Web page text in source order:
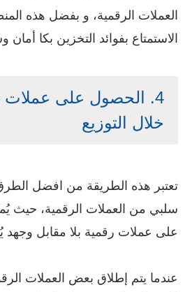
العملات الرقمية، و بفضل هذه
الاستمتاع بفوائد التخزين بكا أمان
4. الحصول على عملات
خلال التوزيع
تعتبر هذه الطريقة من افضل
سلبي من العملات الرقمية، حيث
على عملات رقمية بلا مقابل وجهد
عندما يتم إطلاق بعض العملات